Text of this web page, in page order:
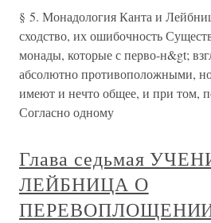
§ 5. Монадология Канта и
сходство, их ошибочность
монады, которые с перво-н&gt;
абсолютно противоположными,
имеют и нечто общее, и при том,
Согласно одному
Глава седьмая
ЛЕЙБНИЦА О